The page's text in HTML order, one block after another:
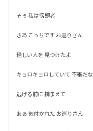
そぅ 私は傍観者
さあ こっちです お巡りさん
怪しい人を 見つけたよ
キョロキョロしていて 不審だな
逃げる前に 捕まえて
あぁ 気付かれた お巡りさん